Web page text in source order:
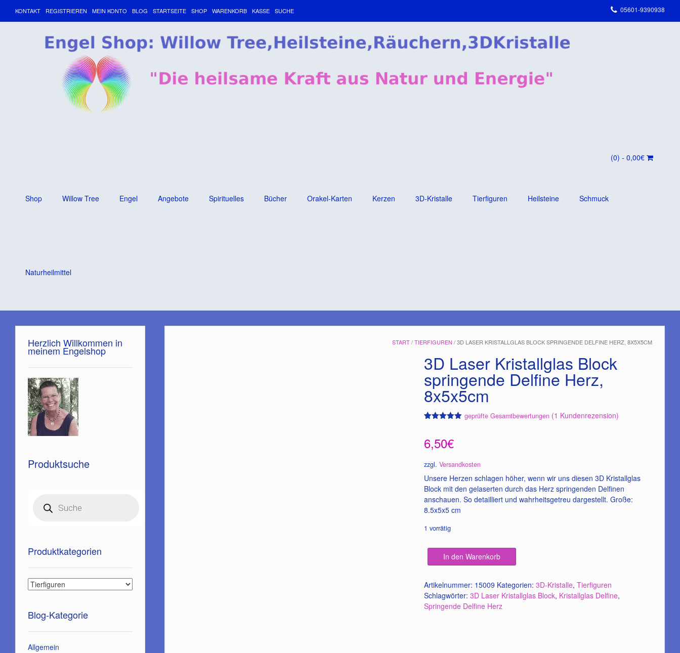
KONTAKT REGISTRIEREN MEIN KONTO BLOG STARTSEITE SHOP WARENKORB KASSE SUCHE 05601-9390938
(0) - 0,00€
Shop Willow Tree Engel Angebote Spirituelles Bücher Orakel-Karten Kerzen 3D-Kristalle Tierfiguren Heilsteine Schmuck
Naturheilmittel
START/TIERFIGUREN / 3D LASER KRISTALLGLAS BLOCK SPRINGENDE DELFINE HERZ, 8X5X5CM
3D Laser Kristallglas Block
springende Delfine Herz,
8x5x5cm
von 5,
basierend
Kundenbewertung
geprüfte Gesamtbewertungen (1 Kundenrezension)
6,50€
zzgl.Versandkosten
Unsere Herzen schlagen höher, wenn wir uns diesen 3D Kristallglas
Block mit den gelaserten durch das Herz springenden Delfinen
anschauen. So detailliert und wahrheitsgetreu dargestellt. Große:
8.5x5x5 cm
1 vorrätig
In den Warenkorb
Artikelnummer: 15009 Kategorien:3D-Kristalle,Tierfiguren
Schlagwörter:3D Laser Kristallglas Block, Kristallglas Delfine,
Springende Delfine Herz
Herzlich Willkommen in
meinem Engelshop
Produktsuche
search
Produktkategorien
Blog-Kategorie
Allgemein